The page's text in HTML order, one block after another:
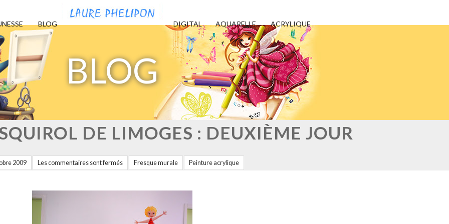
BLOG
DE LIMOGES : DEUXIÈME JOUR
2009 Les commentaires sont fermés Fresque murale Peinture acrylique
BLOG DIGITAL AQUARELLE ACRYLIQUE